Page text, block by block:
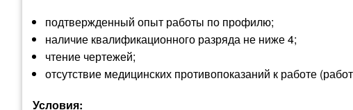
подтвержденный опыт работы по профилю;
наличие квалификационного разряда не ниже 4;
чтение чертежей;
отсутствие медицинских противопоказаний к работе
Условия: